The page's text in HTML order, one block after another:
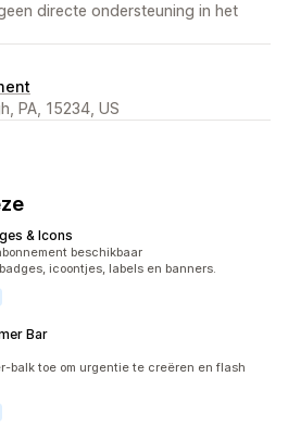
directe ondersteuning in het
PA, 15234, US
& Icons
beschikbaar
icoontjes, labels en banners.
Bar
balk toe om urgentie te creëren en flash